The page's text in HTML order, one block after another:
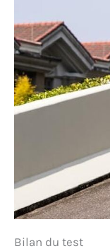
Bilan du test